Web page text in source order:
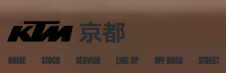
HOME STOCK SERVICE LINE UP OFF ROAD STREET